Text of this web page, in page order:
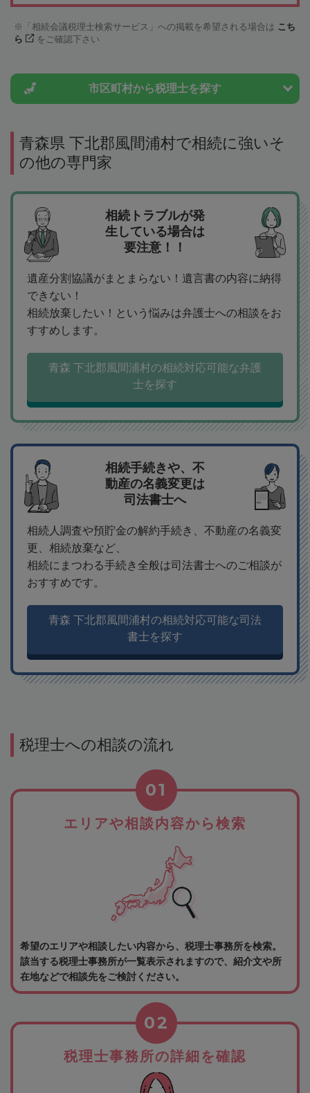
「相続会議税理士検索サービス」への掲載を希望される場合は こち
ら
をご確認下さい
市区町村から税理士を探す
青森県 下北郡風間浦村で相続に強いそ
の他の専門家
相続トラブルが発
生している場合は
要注意！！
遺産分割協議がまとまらない！遺言書の内容に納得
できない！
相続放棄したい！という悩みは弁護士への相談をお
すすめします。
青森 下北郡風間浦村の相続対応可能な弁護
士を探す
相続手続きや、不
動産の名義変更は
司法書士へ
相続人調査や預貯金の解約手続き、不動産の名義変
更、相続放棄など、
相続にまつわる手続き全般は司法書士へのご相談が
おすすめです。
青森 下北郡風間浦村の相続対応可能な司法
書士を探す
税理士への相談の流れ
エリアや相談内容から検索
01
希望のエリアや相談したい内容から、税理士事務所を検索。
該当する税理士事務所が一覧表示されますので、紹介文や所
在地などで相談先をご検討ください。
税理士事務所の詳細を確認
02